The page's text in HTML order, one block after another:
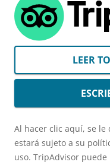
LEER
Al hacer clic aquí, se
estará sujeto a su
uso. TripAdvisor